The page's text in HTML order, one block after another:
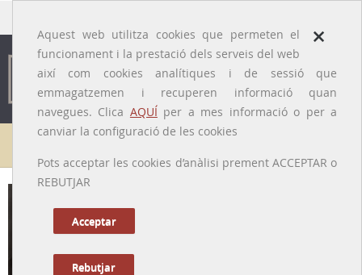
×
Aquest web utilitza cookies que permeten el
funcionament i la prestació dels serveis del web
així com cookies analítiques i de sessió que
emmagatzemen i recuperen informació quan
navegues. Clica AQUÍper a mes informació o per a
canviar la configuració de les cookies
Pots acceptar les cookies d’anàlisi prement ACCEPTAR o
REBUTJAR
Acceptar
Rebutjar
Galeria de metges
[Barcelona, 1879 – Mèxic, 1965]